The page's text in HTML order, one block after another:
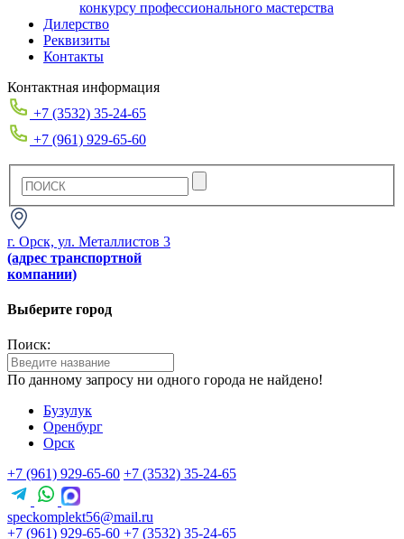
конкурсу профессионального мастерства
Дилерство
Реквизиты
Контакты
Контактная информация
+7 (3532) 35-24-65
+7 (961) 929-65-60
г. Орск, ул. Металлистов 3
(адрес транспортной
компании)
Выберите город
Поиск:
По данному запросу ни одного города не найдено!
Бузулук
Оренбург
Орск
+7 (961) 929-65-60 +7 (3532) 35-24-65
speckomplekt56@mail.ru
+7 (961) 929-65-60 +7 (3532) 35-24-65